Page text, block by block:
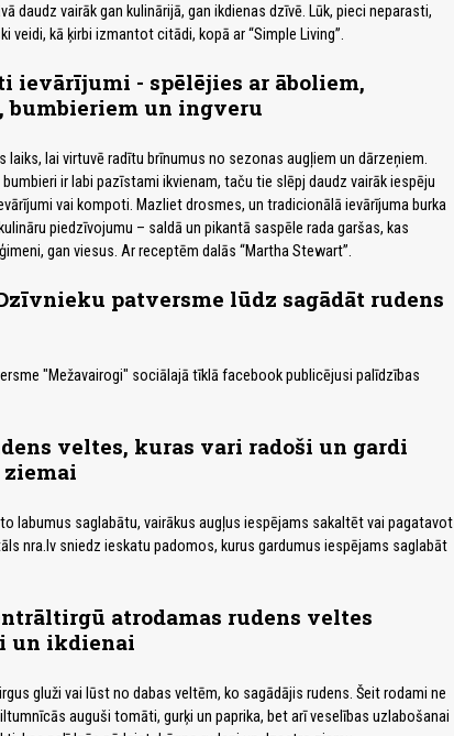
daudz vairāk gan kulinārijā, gan ikdienas dzīvē. Lūk, pieci neparasti,
veidi, kā ķirbi izmantot citādi, kopā ar “Simple Living”.
ievārījumi - spēlējies ar āboliem,
bumbieriem un ingveru
laiks, lai virtuvē radītu brīnumus no sezonas augļiem un dārzeņiem.
ir labi pazīstami ikvienam, taču tie slēpj daudz vairāk iespēju
vai kompoti. Mazliet drosmes, un tradicionālā ievārījuma burka
piedzīvojumu – saldā un pikantā saspēle rada garšas, kas
gan viesus. Ar receptēm dalās “Martha Stewart”.
patversme lūdz sagādāt rudens
"Mežavairogi" sociālajā tīklā facebook publicējusi palīdzības
veltes, kuras vari radoši un gardi
ziemai
labumus saglabātu, vairākus augļus iespējams sakaltēt vai pagatavot
nra.lv sniedz ieskatu padomos, kurus gardumus iespējams saglabāt
atrodamas rudens veltes
un ikdienai
gluži vai lūst no dabas veltēm, ko sagādājis rudens. Šeit rodami ne
auguši tomāti, gurķi un paprika, bet arī veselības uzlabošanai